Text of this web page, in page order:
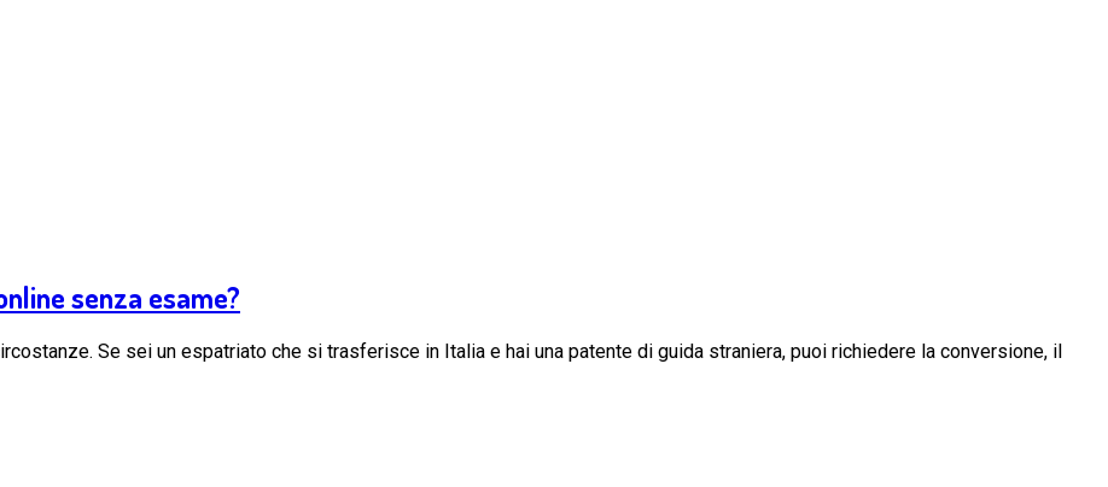
senza esame?
Se sei un espatriato che si trasferisce in Italia e hai una patente di guida straniera, puoi richiedere la conversione, il